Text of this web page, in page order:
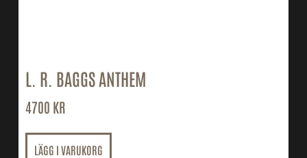
L. R. BAGGS ANTHEM
4700 KR
LÄGG I VARUKORG